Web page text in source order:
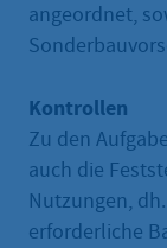
angeordnet,
Kontrollen
Zu den
auch die
Nutzungen,
erforderliche